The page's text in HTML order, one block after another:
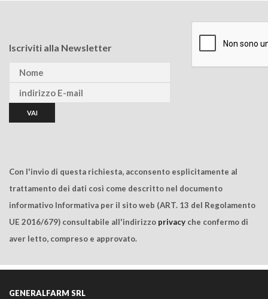
Iscriviti alla Newsletter
Con l'invio di questa richiesta, acconsento esplicitamente al
trattamento dei dati così come descritto nel documento
informativo Informativa per il sito web (ART. 13 del Regolamento
UE 2016/679) consultabile all'indirizzo privacy che confermo di
aver letto, compreso e approvato.
GENERALFARM SRL